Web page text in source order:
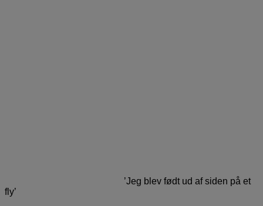
’Jeg blev født ud af siden på et
fly’